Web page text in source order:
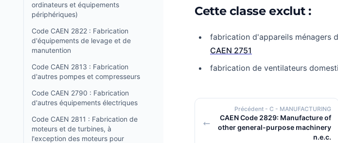
ordinateurs et équipements
périphériques)
Code CAEN 2822 : Fabrication
d'équipements de levage et de
manutention
Code CAEN 2813 : Fabrication
d'autres pompes et compresseurs
Code CAEN 2790 : Fabrication
d'autres équipements électriques
Code CAEN 2811 : Fabrication de
moteurs et de turbines, à
l'exception des moteurs pour
Cette classe exclut :
fabrication d'appareils ménagers
CAEN 2751
fabrication de ventilateurs
Précédent - C - MANUFACTURING
CAEN Code 2829: Manufacture of
other general-purpose machinery
n.e.c.